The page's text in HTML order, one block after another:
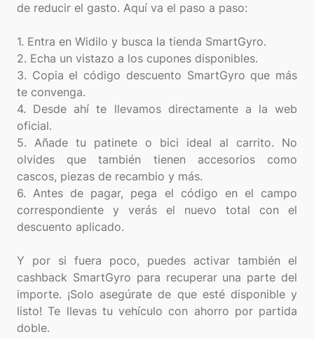
de reducir el gasto. Aquí va el paso a paso:
1. Entra en Widilo y busca la tienda SmartGyro.
2. Echa un vistazo a los cupones disponibles.
3. Copia el código descuento SmartGyro que más
te convenga.
4. Desde ahí te llevamos directamente a la web
oficial.
5. Añade tu patinete o bici ideal al carrito. No
olvides que también tienen accesorios como
cascos, piezas de recambio y más.
6. Antes de pagar, pega el código en el campo
correspondiente y verás el nuevo total con el
descuento aplicado.
Y por si fuera poco, puedes activar también el
cashback SmartGyro para recuperar una parte del
importe. ¡Solo asegúrate de que esté disponible y
listo! Te llevas tu vehículo con ahorro por partida